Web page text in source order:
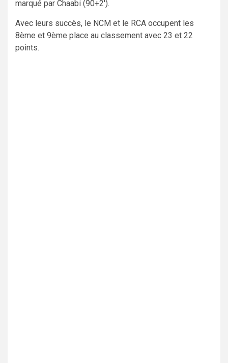
marqué par Chaabi (90+2′).
Avec leurs succès, le NCM et le RCA occupent les
8ème et 9ème place au classement avec 23 et 22
points.